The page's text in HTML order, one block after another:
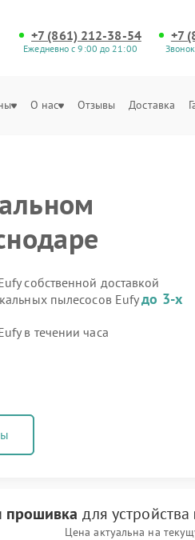
+7 (861) 212-38-54
Ежедневно с 9:00 до 21:00
+7
О нас Отзывы Доставка
собственной доставкой
пылесосов Eufyдо 3-х
в течении часа
прошивка для устройства
Цена актуальна на